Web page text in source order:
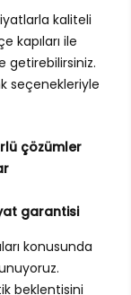
kaliteli
kapıları ile
getirebilirsiniz.
seçenekleriyle
çözümler
garantisi
konusunda
beklentisini